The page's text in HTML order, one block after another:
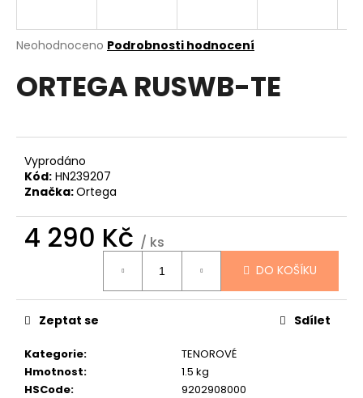
Průměrné
produktu
je
5
hvězdiček.
Neohodnoceno Podrobnosti hodnocení
ORTEGA RUSWB-TE
Vyprodáno
Kód: HN239207
Značka:Ortega
4 290 Kč / ks
DO KOŠÍKU
Kategorie:
TENOROVÉ
Hmotnost:
1.5 kg
HSCode:
9202908000
Zeptat se Sdílet
j
t
?
p
o
u
č
u